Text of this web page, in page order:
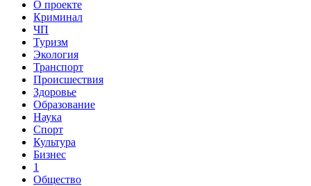
О проекте
Криминал
ЧП
Туризм
Экология
Транспорт
Происшествия
Здоровье
Образование
Наука
Спорт
Культура
Бизнес
1
Общество